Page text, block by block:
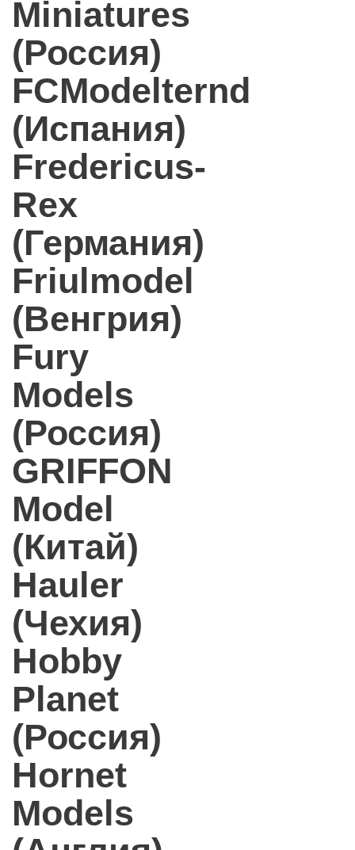
Miniatures
(Россия)
FCModelternd
(Испания)
Fredericus-
Rex
(Германия)
Friulmodel
(Венгрия)
Fury
Models
(Россия)
GRIFFON
Model
(Китай)
Hauler
(Чехия)
Hobby
Planet
(Россия)
Hornet
Models